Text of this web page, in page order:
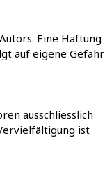
Eine Haftung
auf eigene Gefahr
ausschliesslich
ist